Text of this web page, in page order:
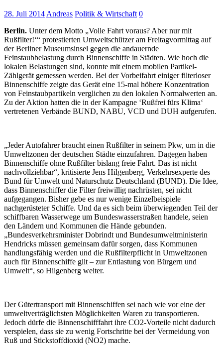
28. Juli 2014 Andreas Politik & Wirtschaft 0
Berlin. Unter dem Motto „Volle Fahrt voraus? Aber nur mit
Rußfilter!‘“ protestierten Umweltschützer am Freitagvormittag auf
der Berliner Museumsinsel gegen die andauernde
Feinstaubbelastung durch Binnenschiffe in Städten. Wie hoch die
lokalen Belastungen sind, konnte mit einem mobilen Partikel-
Zählgerät gemessen werden. Bei der Vorbeifahrt einiger filterloser
Binnenschiffe zeigte das Gerät eine 15-mal höhere Konzentration
von Feinstaubpartikeln verglichen zu den lokalen Normalwerten an.
Zu der Aktion hatten die in der Kampagne ‘Rußfrei fürs Klima‘
vertretenen Verbände BUND, NABU, VCD und DUH aufgerufen.
„Jeder Autofahrer braucht einen Rußfilter in seinem Pkw, um in die
Umweltzonen der deutschen Städte einzufahren. Dagegen haben
Binnenschiffe ohne Rußfilter bislang freie Fahrt. Das ist nicht
nachvollziehbar“, kritisierte Jens Hilgenberg, Verkehrsexperte des
Bund für Umwelt und Naturschutz Deutschland (BUND). Die Idee,
dass Binnenschiffer die Filter freiwillig nachrüsten, sei nicht
aufgegangen. Bisher gebe es nur wenige Einzelbeispiele
nachgerüsteter Schiffe. Und da es sich beim überwiegenden Teil der
schiffbaren Wasserwege um Bundeswasserstraßen handele, seien
den Ländern und Kommunen die Hände gebunden.
„Bundesverkehrsminister Dobrindt und Bundesumweltministerin
Hendricks müssen gemeinsam dafür sorgen, dass Kommunen
handlungsfähig werden und die Rußfilterpflicht in Umweltzonen
auch für Binnenschiffe gilt – zur Entlastung von Bürgern und
Umwelt“, so Hilgenberg weiter.
Der Gütertransport mit Binnenschiffen sei nach wie vor eine der
umweltverträglichsten Möglichkeiten Waren zu transportieren.
Jedoch dürfe die Binnenschifffahrt ihre CO2-Vorteile nicht dadurch
verspielen, dass sie zu wenig Fortschritte bei der Vermeidung von
Ruß und Stickstoffdioxid (NO2) mache.